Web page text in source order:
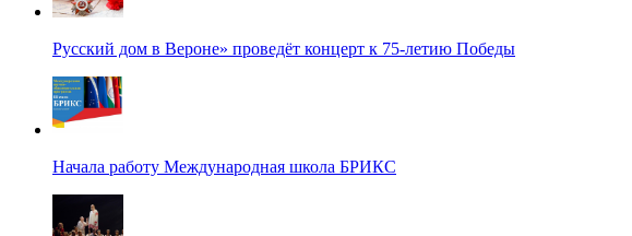
Русский дом в Вероне» проведёт концерт к 75-летию Победы
Начала работу Международная школа БРИКС